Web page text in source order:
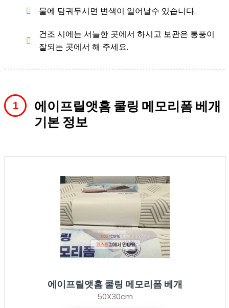
물에 담궈두시면 변색이 일어날수 있습니다.
건조 시에는 서늘한 곳에서 하시고 보관은 통풍이
잘되는 곳에서 해 주세요.
에이프릴앳홈 쿨링 메모리폼 베개
기본 정보
에이프릴앳홈 쿨링 메모리폼 베개
50X30cm